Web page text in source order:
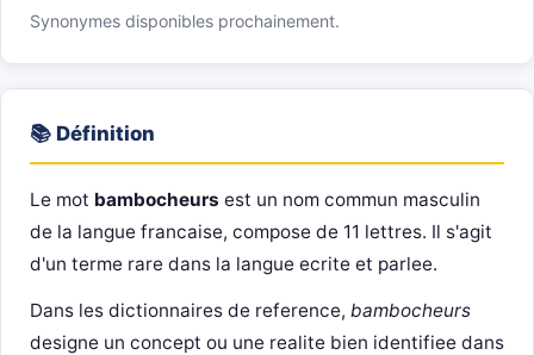
Synonymes disponibles prochainement.
📚 Définition
Le mot bambocheurs est un nom commun masculin
de la langue francaise, compose de 11 lettres. Il s'agit
d'un terme rare dans la langue ecrite et parlee.
Dans les dictionnaires de reference, bambocheurs
designe un concept ou une realite bien identifiee dans